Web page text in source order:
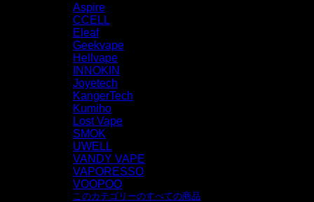
Aspire
CCELL
Eleaf
Geekvape
Hellvape
INNOKIN
Joyetech
KangerTech
Kumiho
Lost Vape
SMOK
UWELL
VANDY VAPE
VAPORESSO
VOOPOO
このカテゴリーのすべての商品